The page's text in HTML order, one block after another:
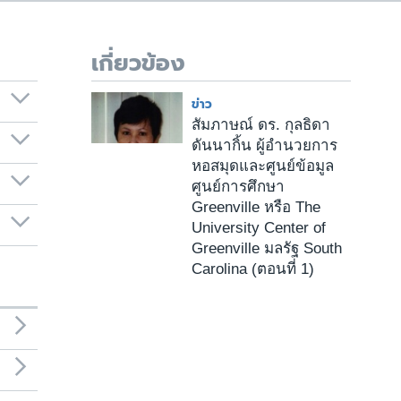
เกี่ยวข้อง
ข่าว
สัมภาษณ์ ดร. กุลธิดา
ดันนากิ้น ผู้อำนวยการ
หอสมุดและศูนย์ข้อมูล
ศูนย์การศึกษา
Greenville หรือ The
University Center of
Greenville มลรัฐ South
Carolina (ตอนที่ 1)